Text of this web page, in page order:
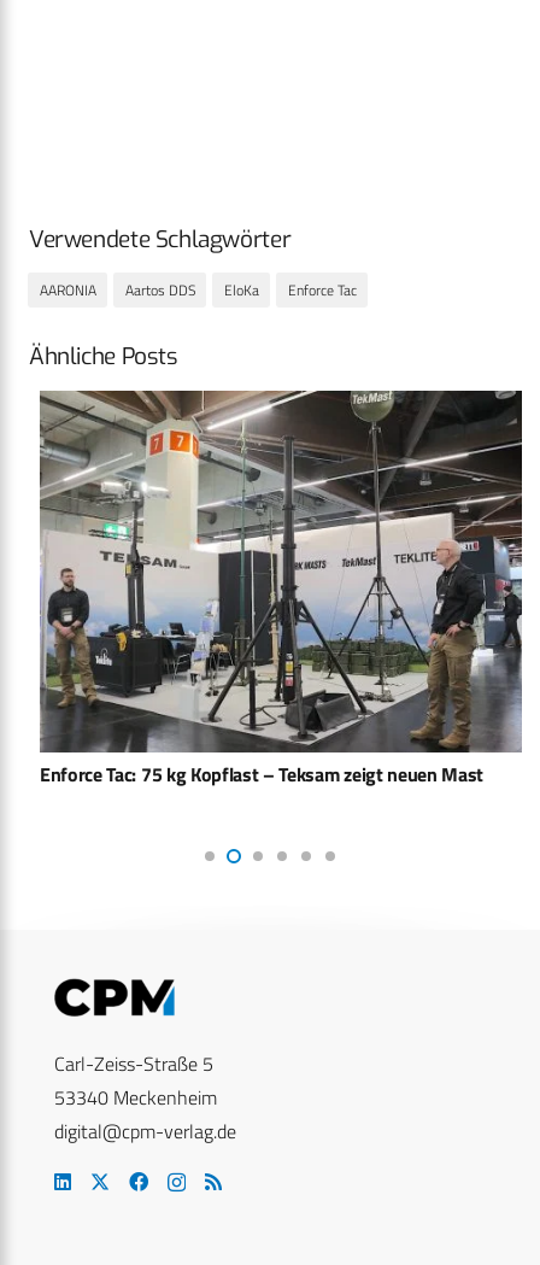
Verwendete Schlagwörter
AARONIA Aartos DDS EloKa Enforce Tac
Ähnliche Posts
Enforce Tac: 75 kg Kopflast – Teksam zeigt neuen Mast
Carl-Zeiss-Straße 5
53340 Meckenheim
digital@cpm-verlag.de